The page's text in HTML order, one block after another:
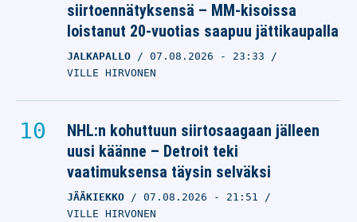
siirtoennätyksensä – MM-kisoissa
loistanut 20-vuotias saapuu jättikaupalla
JALKAPALLO 07.08.2026 - 23:33
VILLE HIRVONEN
NHL:n kohuttuun siirtosaagaan jälleen
uusi käänne – Detroit teki
vaatimuksensa täysin selväksi
JÄÄKIEKKO 07.08.2026 - 21:51
VILLE HIRVONEN